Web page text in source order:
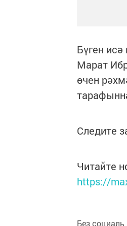
Бүген
Марат
өчен
Следите
Читайте
https://
Без социаль